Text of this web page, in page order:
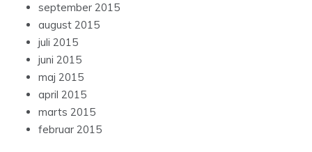
september 2015
august 2015
juli 2015
juni 2015
maj 2015
april 2015
marts 2015
februar 2015